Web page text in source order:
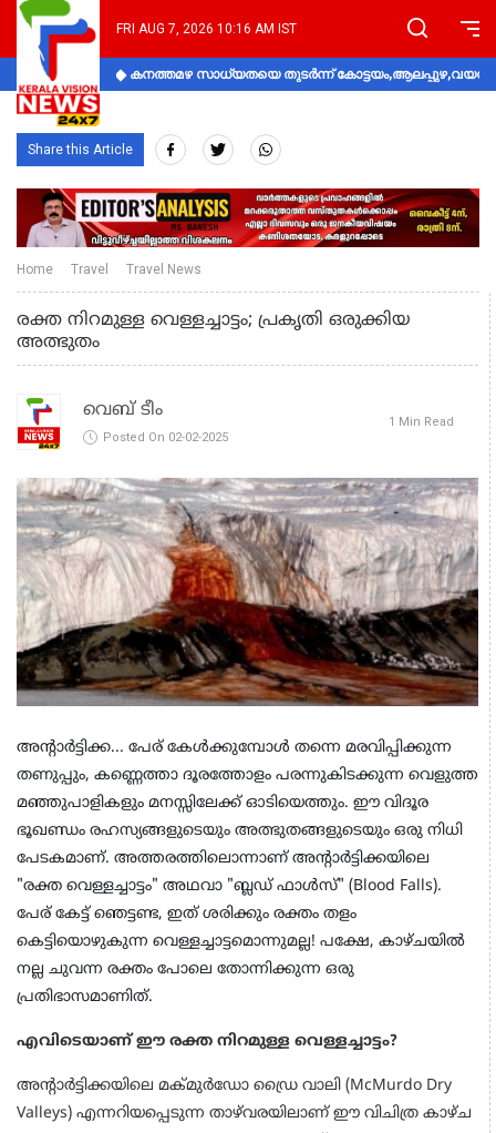
FRI AUG 7, 2026 10:16 AM IST
കനത്തമഴ സാധ്യതയെ തുടർന്ന്
Share this Article
Home Travel Travel News
രക്ത നിറമുള്ള വെള്ളച്ചാട്ടം; പ്രകൃതി ഒരുക്കിയ
അത്ഭുതം
വെബ് ടീം
Posted On 02-02-2025
1 Min Read
അന്റാർട്ടിക്ക... പേര് കേൾക്കുമ്പോൾ തന്നെ മരവിപ്പിക്കുന്ന
തണുപ്പും, കണ്ണെത്താ ദൂരത്തോളം പരന്നുകിടക്കുന്ന വെളുത്ത
മഞ്ഞുപാളികളും മനസ്സിലേക്ക് ഓടിയെത്തും. ഈ വിദൂര
ഭൂഖണ്ഡം രഹസ്യങ്ങളുടെയും അത്ഭുതങ്ങളുടെയും ഒരു നിധി
പേടകമാണ്. അത്തരത്തിലൊന്നാണ് അന്റാർട്ടിക്കയിലെ
"രക്ത വെള്ളച്ചാട്ടം" അഥവാ "ബ്ലഡ് ഫാൾസ്" (Blood Falls).
പേര് കേട്ട് ഞെട്ടണ്ട, ഇത് ശരിക്കും രക്തം തളം
കെട്ടിയൊഴുകുന്ന വെള്ളച്ചാട്ടമൊന്നുമല്ല! പക്ഷേ, കാഴ്ചയിൽ
നല്ല ചുവന്ന രക്തം പോലെ തോന്നിക്കുന്ന ഒരു
പ്രതിഭാസമാണിത്.
എവിടെയാണ് ഈ രക്ത നിറമുള്ള വെള്ളച്ചാട്ടം?
അന്റാർട്ടിക്കയിലെ മക്മുർഡോ ഡ്രൈ വാലി (McMurdo Dry
Valleys) എന്നറിയപ്പെടുന്ന താഴ്‌വരയിലാണ് ഈ വിചിത്ര കാഴ്ച